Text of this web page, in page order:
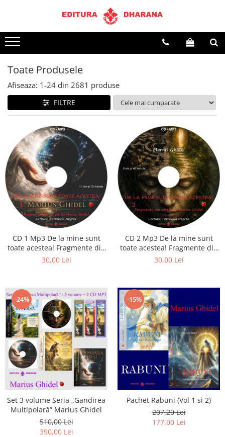
Terapii
Dietoterapie
Toate Produsele
Afiseaza: 1-24 din 2681 produse
FILTRE
CD 1 Mp3 De la mine sunt
toate acestea! Fragmente din
cărțile lui Marius Ghidel
30,00 Lei
CD 2 Mp3 De la mine sunt
toate acestea! Fragmente din
cărțile lui Marius Ghidel
30,00 Lei
-24%
Set 3 volume Seria „Gandirea
Multipolară” Marius Ghidel
510,00 Lei
390,00 Lei
-15%
Pachet Rabuni (Vol 1 si 2)
207,20 Lei
177,00 Lei